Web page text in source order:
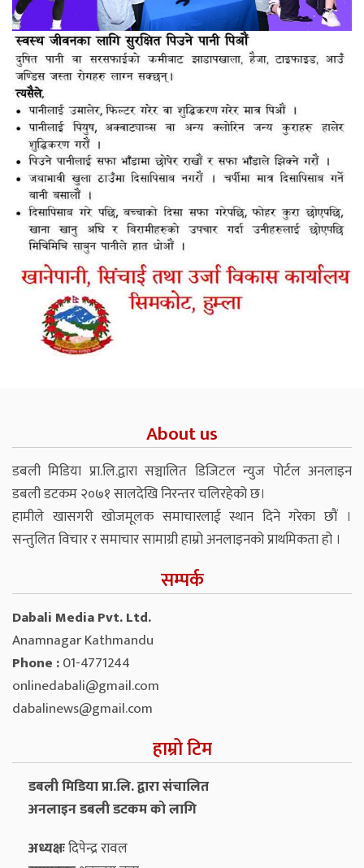
About us
डबली मिडिया प्रा.लि.द्वारा सञ्चालित डिजिटल न्युज पोर्टल अनलाइन
डबली डटकम २०७१ सालदेखि निरन्तर चलिरहेको छ।
हामीले खासगरी खोजमूलक समाचारलाई स्थान दिने गरेका छौं ।
सन्तुलित विचार र समाचार सामाग्री हाम्रो अनलाइनको प्राथमिकता हो ।
सम्पर्क
Dabali Media Pvt. Ltd.
Anamnagar Kathmandu
Phone :01-4771244
onlinedabali@gmail.com
dabalinews@gmail.com
हाम्रो टिम
डबली मिडिया प्रा.लि. द्वारा संचालित
अनलाइन डबली डटकम को लागि
अध्यक्षःदिपेन्द्र रावल